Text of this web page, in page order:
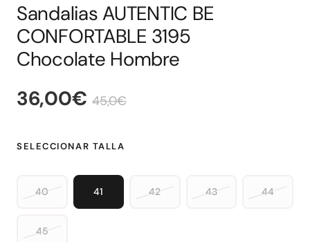
Sandalias AUTENTIC BE
CONFORTABLE 3195
Chocolate Hombre
36,00€ 45,0€
SELECCIONAR TALLA
40 41 42 43 44
45